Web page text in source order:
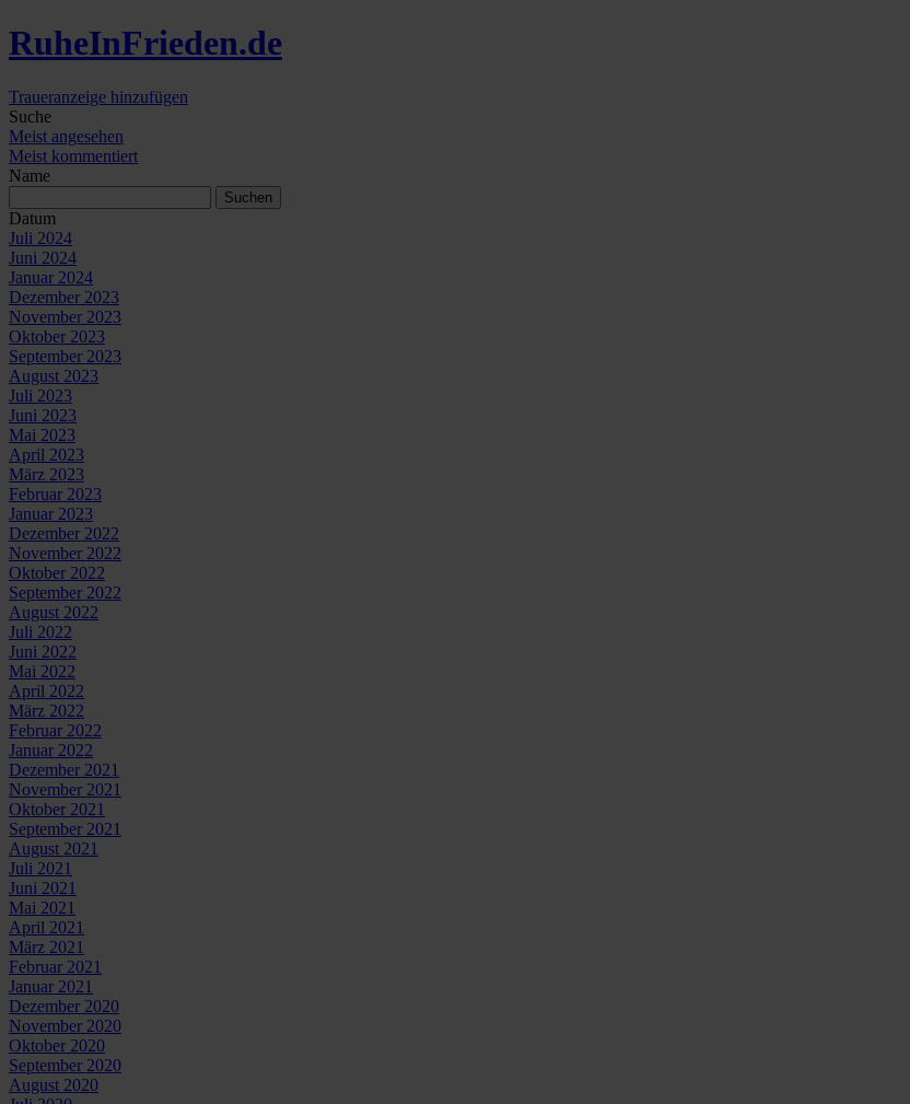
RuheInFrieden.de
Traueranzeige hinzufügen
Suche
Meist angesehen
Meist kommentiert
Name
Datum
Juli 2024
Juni 2024
Januar 2024
Dezember 2023
November 2023
Oktober 2023
September 2023
August 2023
Juli 2023
Juni 2023
Mai 2023
April 2023
März 2023
Februar 2023
Januar 2023
Dezember 2022
November 2022
Oktober 2022
September 2022
August 2022
Juli 2022
Juni 2022
Mai 2022
April 2022
März 2022
Februar 2022
Januar 2022
Dezember 2021
November 2021
Oktober 2021
September 2021
August 2021
Juli 2021
Juni 2021
Mai 2021
April 2021
März 2021
Februar 2021
Januar 2021
Dezember 2020
November 2020
Oktober 2020
September 2020
August 2020